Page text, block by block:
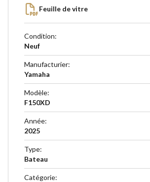
Feuille de vitre
Condition:
Neuf
Manufacturier:
Yamaha
Modèle:
F150XD
Année:
2025
Type:
Bateau
Catégorie: